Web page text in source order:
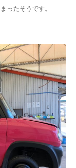
ったそうです。